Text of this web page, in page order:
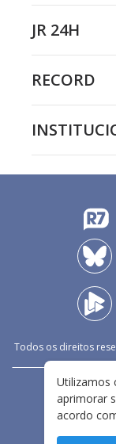
JR 24H
RECORD
Todos os direitos
Utilizamos
aprimorar
acordo